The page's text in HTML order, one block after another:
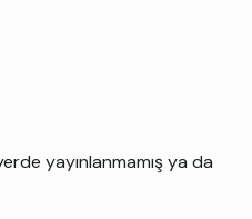
yayınlanmamış ya da